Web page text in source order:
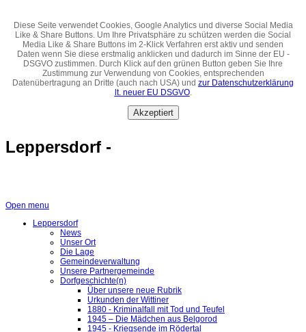
Diese Seite verwendet Cookies, Google Analytics und diverse Social Media
Like & Share Buttons. Um Ihre Privatsphäre zu schützen werden die Social
Media Like & Share Buttons im 2-Klick Verfahren erst aktiv und senden
Daten wenn Sie diese erstmalig anklicken und dadurch im Sinne der EU -
DSGVO zustimmen. Durch Klick auf den grünen Button geben Sie Ihre
Zustimmung zur Verwendung von Cookies, entsprechenden
Datenübertragung an Dritte (auch nach USA) und zur Datenschutzerklärung
lt. neuer EU DSGVO.
Akzeptiert
Leppersdorf -
Open menu
Leppersdorf
News
Unser Ort
Die Lage
Gemeindeverwaltung
Unsere Partnergemeinde
Dorfgeschichte(n)
Über unsere neue Rubrik
Urkunden der Wittiner
1880 - Kriminalfall mit Tod und Teufel
1945 – Die Mädchen aus Belgorod
1945 - Kriegsende im Rödertal